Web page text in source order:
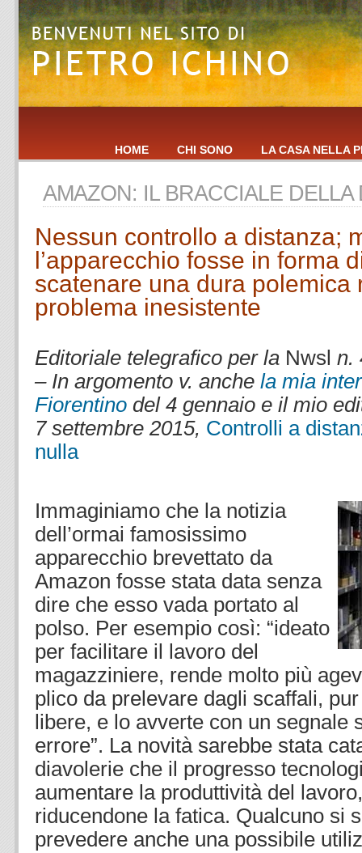
HOME CHI SONO LA CASA NELLA
AMAZON: IL BRACCIALE DELLA
Nessun controllo a distanza;
l’apparecchio fosse in forma
scatenare una dura polemica
problema inesistente
Editoriale telegrafico per la Nwsl n.
– In argomento v. anche la mia
Fiorentino del 4 gennaio e il mio
7 settembre 2015, Controlli a
nulla
Immaginiamo che la notizia
dell’ormai famosissimo
apparecchio brevettato da
Amazon fosse stata data senza
dire che esso vada portato al
polso. Per esempio così: “ideato
per facilitare il lavoro del
magazziniere, rende molto più
plico da prelevare dagli scaffali,
libere, e lo avverte con un segnale
errore”. La novità sarebbe stata
diavolerie che il progresso
aumentare la produttività del
riducendone la fatica. Qualcuno si
prevedere anche una possibile